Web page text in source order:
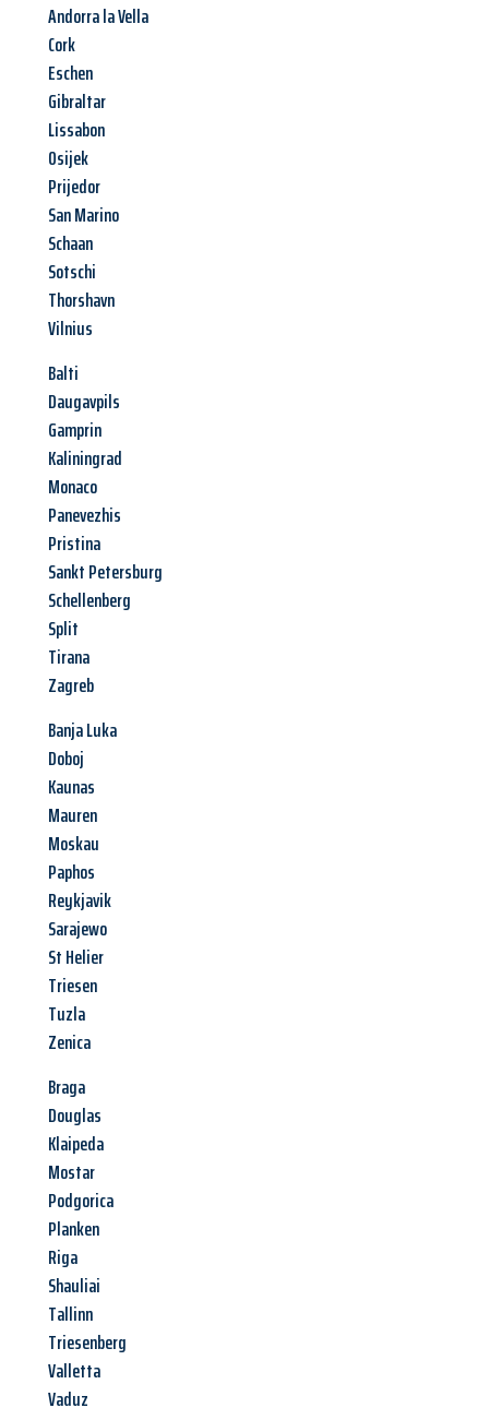
Andorra la Vella
Cork
Eschen
Gibraltar
Lissabon
Osijek
Prijedor
San Marino
Schaan
Sotschi
Thorshavn
Vilnius
Balti
Daugavpils
Gamprin
Kaliningrad
Monaco
Panevezhis
Pristina
Sankt Petersburg
Schellenberg
Split
Tirana
Zagreb
Banja Luka
Doboj
Kaunas
Mauren
Moskau
Paphos
Reykjavik
Sarajewo
St Helier
Triesen
Tuzla
Zenica
Braga
Douglas
Klaipeda
Mostar
Podgorica
Planken
Riga
Shauliai
Tallinn
Triesenberg
Valletta
Vaduz